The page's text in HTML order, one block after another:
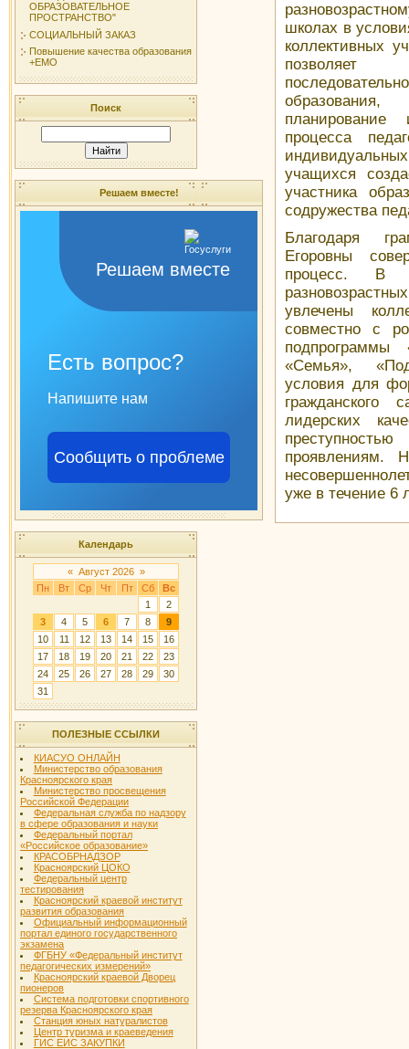
ОБРАЗОВАТЕЛЬНОЕ
ПРОСТРАНСТВО"
СОЦИАЛЬНЫЙ ЗАКАЗ
Повышение качества образования
+ЕМО
Поиск
Решаем вместе!
Решаем вместе
Есть вопрос?
Напишите нам
Сообщить о проблеме
Календарь
« Август 2026 »
Пн
Вт Ср Чт Пт Сб
Вс
1
2
3
4 5 6 7 8
9
10
11 12 13 14 15
16
17
18 19 20 21 22
23
24
25 26 27 28 29
30
31
ПОЛЕЗНЫЕ ССЫЛКИ
КИАСУО ОНЛАЙН
Министерство образования
Красноярского края
Министерство просвещения
Российской Федерации
Федеральная служба по надзору
в сфере образования и науки
Федеральный портал
«Российское образование»
КРАСОБРНАДЗОР
Красноярский ЦОКО
Федеральный центр
тестирования
Красноярский краевой институт
развития образования
Официальный информационный
портал единого государственного
экзамена
ФГБНУ «Федеральный институт
педагогических измерений»
Красноярский краевой Дворец
пионеров
Система подготовки спортивного
резерва Красноярского края
Станция юных натуралистов
Центр туризма и краеведения
ГИС ЕИС ЗАКУПКИ
школах в
коллективных
позволяет
планирование
процесса
учащихся
участника
содружества
Благодаря
Егоровны
процесс. В
увлечены
совместно с
подпрограммы
«Семья»,
условия для
гражданского
лидерских
проявлениям.
уже в течение 6